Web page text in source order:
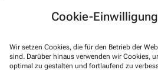
Cookie-
Wir setzen Cookies, die für den Betrieb der
sind. Darüber hinaus verwenden wir Cookies,
optimal zu gestalten und fortlaufend zu
Apotheke können Sie hier erreichen: